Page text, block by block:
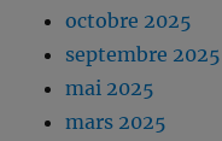
octobre 2025
septembre 2025
mai 2025
mars 2025